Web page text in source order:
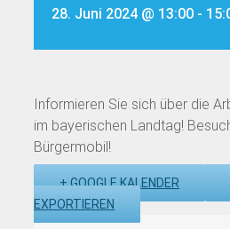
28. Juni 2024 @ 13:00 -
Informieren Sie sich über die
im bayerischen Landtag!
Bürgermobil!
+ GOOGLE KALENDER
EXPORTIEREN